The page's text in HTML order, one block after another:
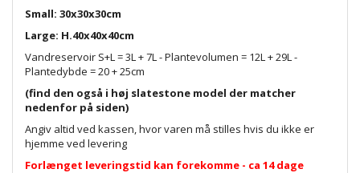
Small: 30x30x30cm
Large: H.40x40x40cm
Vandreservoir S+L = 3L + 7L - Plantevolumen = 12L + 29L -
Plantedybde = 20 + 25cm
(find den også i høj slatestone model der matcher
nedenfor på siden)
Angiv altid ved kassen, hvor varen må stilles hvis du ikke er
hjemme ved levering
Forlænget leveringstid kan forekomme - ca 14 dage